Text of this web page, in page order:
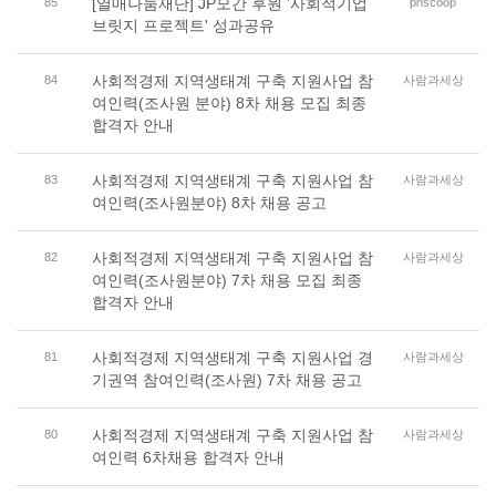
브릿지 프로젝트' 성과공유
84
사회적경제 지역생태계 구축 지원사업 참
여인력(조사원 분야) 8차 채용 모집 최종
합격자 안내
사람과세상
83
사회적경제 지역생태계 구축 지원사업 참
여인력(조사원분야) 8차 채용 공고
사람과세상
82
사회적경제 지역생태계 구축 지원사업 참
여인력(조사원분야) 7차 채용 모집 최종
합격자 안내
사람과세상
81
사회적경제 지역생태계 구축 지원사업 경
기권역 참여인력(조사원) 7차 채용 공고
사람과세상
80
사회적경제 지역생태계 구축 지원사업 참
여인력 6차채용 합격자 안내
사람과세상